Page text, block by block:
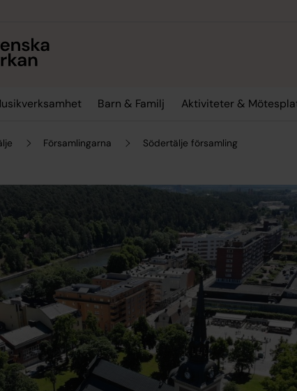
Barn & Familj Aktiviteter &
Församlingarna Södertälje församling